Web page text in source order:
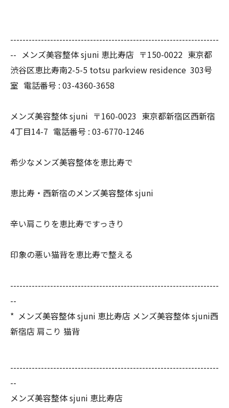
--------------------------------------------------------------------
-- メンズ美容整体 sjuni 恵比寿店 〒150-0022 東京都
渋谷区恵比寿南2-5-5 totsu parkview residence 303号
室 電話番号 : 03-4360-3658
メンズ美容整体 sjuni 〒160-0023 東京都新宿区西新宿
4丁目14-7 電話番号 : 03-6770-1246
希少なメンズ美容整体を恵比寿で
恵比寿・西新宿のメンズ美容整体 sjuni
辛い肩こりを恵比寿ですっきり
印象の悪い猫背を恵比寿で整える
--------------------------------------------------------------------
--
* メンズ美容整体 sjuni 恵比寿店 メンズ美容整体 sjuni西
新宿店 肩こり 猫背
--------------------------------------------------------------------
--
メンズ美容整体 sjuni 恵比寿店